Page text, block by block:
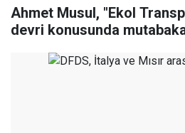
Ahmet Musul, "Ekol
devri konusunda